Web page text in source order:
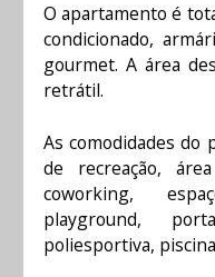
O apartamento é
condicionado,
gourmet. A área
retrátil.
As comodidades do
de recreação,
coworking,
playground,
poliesportiva,